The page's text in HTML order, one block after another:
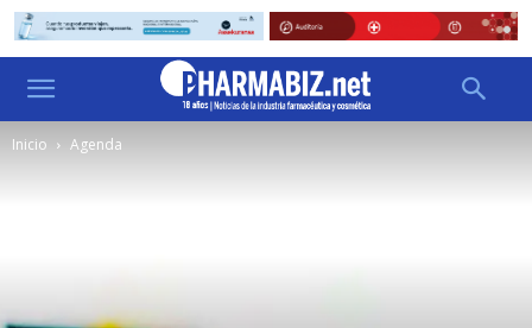
Inicio Agenda